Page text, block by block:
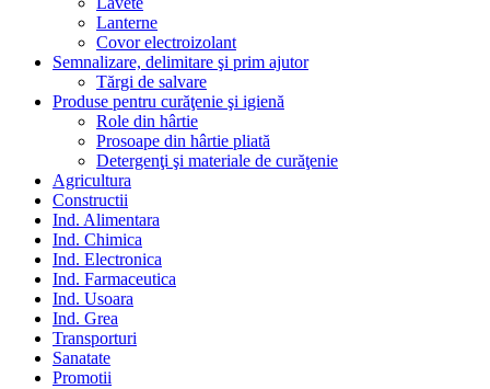
Lanterne
Covor electroizolant
Semnalizare, delimitare şi prim ajutor
Tărgi de salvare
Produse pentru curăţenie şi igienă
Role din hârtie
Prosoape din hârtie pliată
Detergenţi şi materiale de curăţenie
Agricultura
Constructii
Ind. Alimentara
Ind. Chimica
Ind. Electronica
Ind. Farmaceutica
Ind. Usoara
Ind. Grea
Transporturi
Sanatate
Promotii